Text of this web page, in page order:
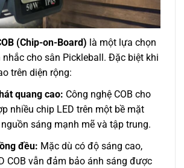
(Chip-on-Board) là một lựa chọn
cho sân Pickleball. Đặc biệt khi
trên diện rộng:
quang cao: Công nghệ COB cho
nhiều chip LED trên một bề mặt
sáng mạnh mẽ và tập trung.
đều: Mặc dù có độ sáng cao,
COB vẫn đảm bảo ánh sáng được